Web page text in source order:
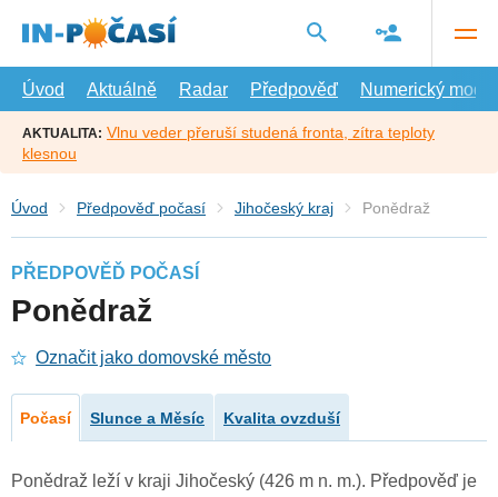
hlavní
Úvod
Aktuálně Radar Předpověď Numerický model
AKTUALITA: Vlnu veder přeruší studená fronta, zítra teploty
klesnou
Úvod Předpověď počasí Jihočeský kraj Ponědraž
PŘEDPOVĚĎ POČASÍ
Ponědraž
Označit jako domovské město
Počasí Slunce a Měsíc Kvalita ovzduší
Ponědraž leží v kraji Jihočeský (426 m n. m.). Předpověď je